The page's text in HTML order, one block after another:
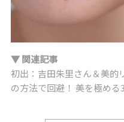
▼ 関連記事
初出：吉田朱里さん＆美的
の方法で回避！ 美を極め